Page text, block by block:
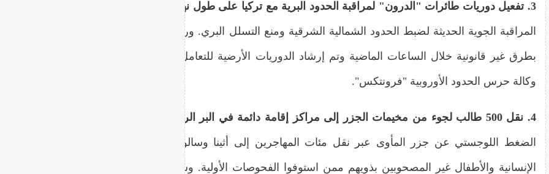
3. تفعيل دوريات طائرات "الدرون" لمراقبة الحدود البرية مع تركيا على طول نهر إفروس
المراقبة الجوية الحديثة لضبط الحدود الشمالية الشرقية ومنع التسلل البري. ورصدت المنظومة عدة مجموعات حاولت
بطرق غير قانونية خلال الساعات الماضية وتم إرشاد الدوريات الأرضية للتعامل معها. وتأتي العمليات بالتنسيق الكامل
وكالة حرس الحدود الأوروبية "فرونتكس".
4. نقل 500 طالب لجوء من مخيمات الجزر إلى مراكز إقامة دائمة في البر الرئيسي
الضغط اللوجستي عن جزر المأوى عبر نقل مئات المهاجرين إلى أثينا وسالونيك. واستهدفت الدفعة الأولى العائلات
الإنسانية والأطفال غير المصحوبين بذويهم ممن استوفوا الفحوصات الأولية. وسيتم دمج هؤلاء الأفراد في برامج